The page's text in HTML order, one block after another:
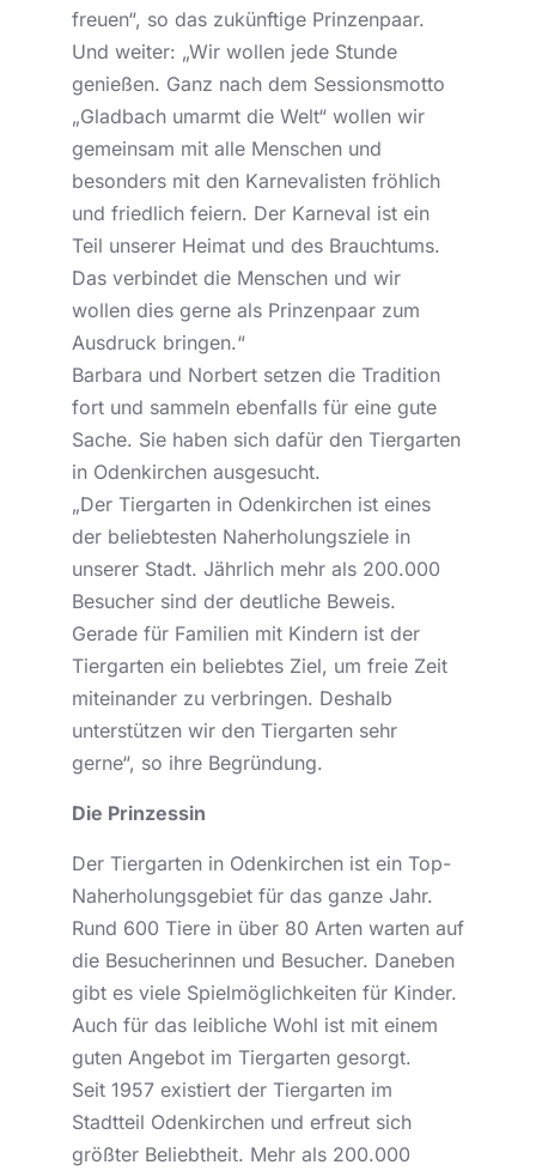
freuen“, so das zukünftige Prinzenpaar.
Und weiter: „Wir wollen jede Stunde
genießen. Ganz nach dem Sessionsmotto
„Gladbach umarmt die Welt“ wollen wir
gemeinsam mit alle Menschen und
besonders mit den Karnevalisten fröhlich
und friedlich feiern. Der Karneval ist ein
Teil unserer Heimat und des Brauchtums.
Das verbindet die Menschen und wir
wollen dies gerne als Prinzenpaar zum
Ausdruck bringen.“
Barbara und Norbert setzen die Tradition
fort und sammeln ebenfalls für eine gute
Sache. Sie haben sich dafür den Tiergarten
in Odenkirchen ausgesucht.
„Der Tiergarten in Odenkirchen ist eines
der beliebtesten Naherholungsziele in
unserer Stadt. Jährlich mehr als 200.000
Besucher sind der deutliche Beweis.
Gerade für Familien mit Kindern ist der
Tiergarten ein beliebtes Ziel, um freie Zeit
miteinander zu verbringen. Deshalb
unterstützen wir den Tiergarten sehr
gerne“, so ihre Begründung.
Die Prinzessin
Der Tiergarten in Odenkirchen ist ein Top-
Naherholungsgebiet für das ganze Jahr.
Rund 600 Tiere in über 80 Arten warten auf
die Besucherinnen und Besucher. Daneben
gibt es viele Spielmöglichkeiten für Kinder.
Auch für das leibliche Wohl ist mit einem
guten Angebot im Tiergarten gesorgt.
Seit 1957 existiert der Tiergarten im
Stadtteil Odenkirchen und erfreut sich
größter Beliebtheit. Mehr als 200.000